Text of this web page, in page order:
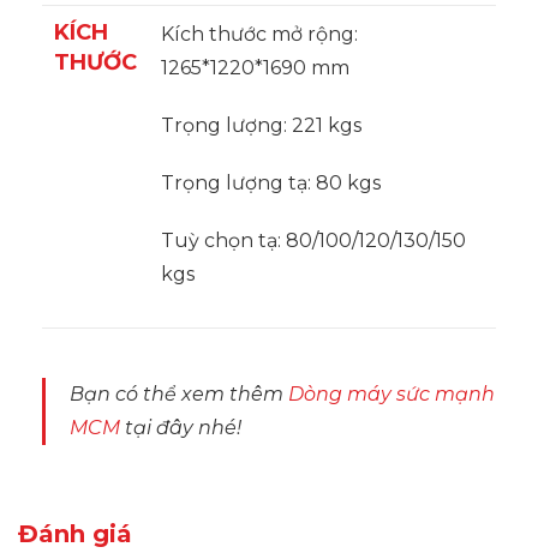
KÍCH
THƯỚC
Kích thước mở rộng:
1265*1220*1690 mm
Trọng lượng: 221 kgs
Trọng lượng tạ: 80 kgs
Tuỳ chọn tạ: 80/100/120/130/150
kgs
Bạn có thể xem thêm Dòng máy sức mạnh
MCM tại đây nhé!
Đánh giá